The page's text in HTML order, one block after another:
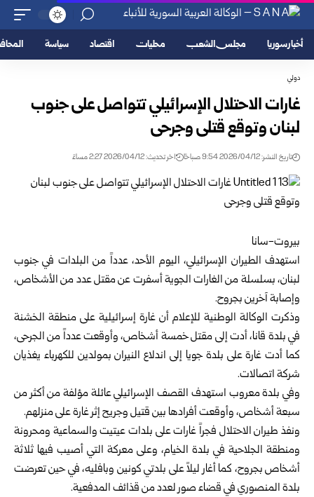
أخبار سوريا مجلس الشعب محليات اقتصاد سياسة
دولي
غارات الاحتلال الإسرائيلي تتواصل على جنوب
لبنان وتوقع قتلى وجرحى
تاريخ النشر: 2026/04/12 9:54 صباحًا اخر تحديث: 2026/04/12 2:27 مساءً
بيروت-سانا
استهدف الطيران الإسرائيلي، اليوم الأحد، عدداً من البلدات في جنوب
لبنان، بسلسلة من الغارات الجوية أسفرت عن مقتل عدد من الأشخاص،
وإصابة آخرين بجروح.
وذكرت الوكالة الوطنية للإعلام أن غارة إسرائيلية على منطقة الخشنة
في بلدة قانا، أدت إلى مقتل خمسة أشخاص، وأوقعت عدداً من الجرحى،
كما أدت غارة على بلدة جويا إلى اندلاع النيران بمولدين للكهرباء يغذيان
شركة اتصالات.
وفي بلدة معروب استهدف القصف الإسرائيلي عائلة مؤلفة من أكثر من
سبعة أشخاص، وأوقعت أفرادها بين قتيل وجريح إثر غارة على منزلهم.
ونفذ طيران الاحتلال فجراً غارات على بلدات عيتيت والسماعية ومحرونة
ومنطقة الجلاحية في بلدة الخيام، وعلى معركة التي أصيب فيها ثلاثة
أشخاص بجروح، كما أغار ليلاً على بلدتي كونين وبافليه، في حين تعرضت
بلدة المنصوري في قضاء صور لعدد من قذائف المدفعية.